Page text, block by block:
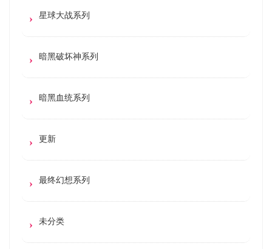
星球大战系列
暗黑破坏神系列
暗黑血统系列
更新
最终幻想系列
未分类